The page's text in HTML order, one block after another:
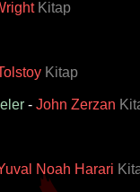
Kitap
Kitap
- John Zerzan
Noah Harari